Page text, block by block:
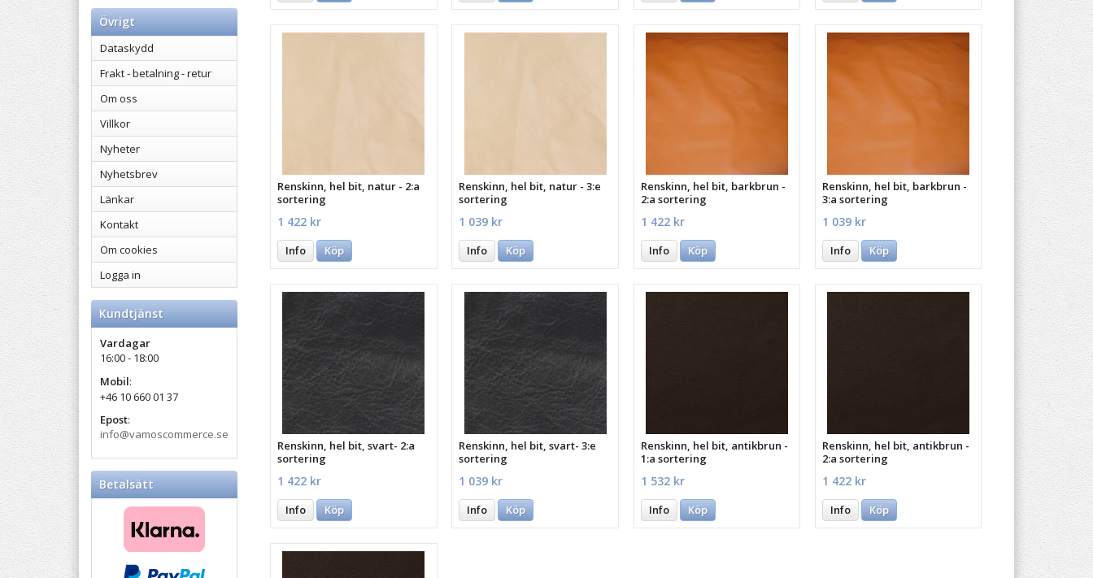
Övrigt
Dataskydd
Frakt - betalning - retur
Om oss
Villkor
Nyheter
Nyhetsbrev
Länkar
Kontakt
Om cookies
Logga in
Kundtjänst
Vardagar
16:00 - 18:00
Mobil:
+46 10 660 01 37
Epost:
info@vamoscommerce.se
Betalsätt
Renskinn, hel bit, natur - 2:a
sortering
1 422 kr
Info Köp
Renskinn, hel bit, natur - 3:e
sortering
1 039 kr
Info Köp
Renskinn, hel bit, barkbrun -
2:a sortering
1 422 kr
Info Köp
Renskinn, hel bit, barkbrun -
3:a sortering
1 039 kr
Info Köp
Renskinn, hel bit, svart- 2:a
sortering
1 422 kr
Info Köp
Renskinn, hel bit, svart- 3:e
sortering
1 039 kr
Info Köp
Renskinn, hel bit, antikbrun -
1:a sortering
1 532 kr
Info Köp
Renskinn, hel bit, antikbrun -
2:a sortering
1 422 kr
Info Köp